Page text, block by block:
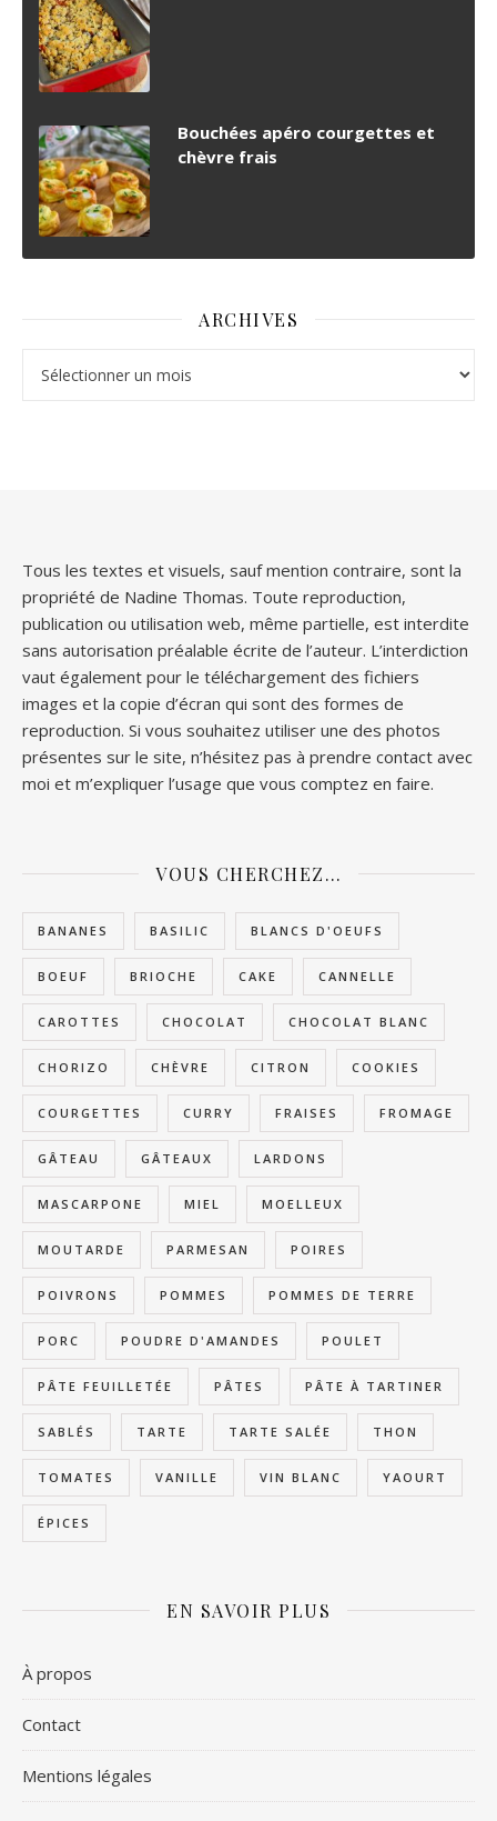
Bouchées apéro courgettes et
chèvre frais
ARCHIVES
Tous les textes et visuels, sauf mention contraire, sont la
propriété de Nadine Thomas. Toute reproduction,
publication ou utilisation web, même partielle, est interdite
sans autorisation préalable écrite de l’auteur. L’interdiction
vaut également pour le téléchargement des fichiers
images et la copie d’écran qui sont des formes de
reproduction. Si vous souhaitez utiliser une des photos
présentes sur le site, n’hésitez pas à prendre contact avec
moi et m’expliquer l’usage que vous comptez en faire.
VOUS CHERCHEZ…
BANANES BASILIC BLANCS D'OEUFS
BOEUF BRIOCHE CAKE CANNELLE
CAROTTES CHOCOLAT CHOCOLAT BLANC
CHORIZO CHÈVRE CITRON COOKIES
COURGETTES CURRY FRAISES FROMAGE
GÂTEAU GÂTEAUX LARDONS
MASCARPONE MIEL MOELLEUX
MOUTARDE PARMESAN POIRES
POIVRONS POMMES POMMES DE TERRE
PORC POUDRE D'AMANDES POULET
PÂTE FEUILLETÉE PÂTES PÂTE À TARTINER
SABLÉS TARTE TARTE SALÉE THON
TOMATES VANILLE VIN BLANC YAOURT
ÉPICES
EN SAVOIR PLUS
À propos
Contact
Mentions légales